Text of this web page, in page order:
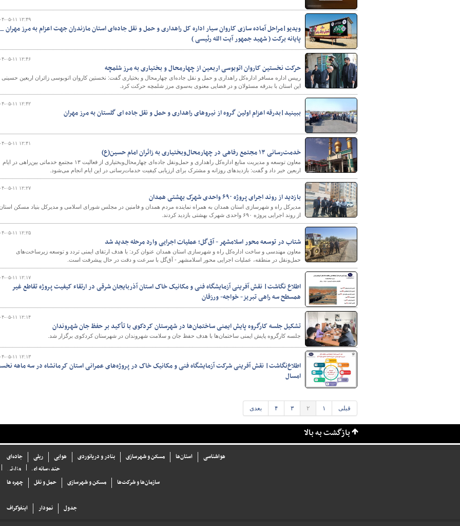
۱۴۰۴-۰۵-۱۱
ویدیو|مراحل آماده سازی کاروان سیار اداره کل راهداری و حمل و نقل جاده‌ای استان مازندران جهت اعزام به مرز مهران _
پایانه برکت ( شهید جمهور آیت الله رئیسی )
۱۴۰۴-۰۵-۱۱
حرکت نخستین کاروان اتوبوسی اربعین از چهارمحال و بختیاری به مرز شلمچه
رییس اداره مسافر اداره‌کل راهداری و حمل و نقل جاده‌ای چهارمحال و بختیاری گفت: نخستین کاروان اتوبوسی زائران اربعین حسینی
این استان با بدرقه مسئولان و در فضایی معنوی به‌سوی مرز شلمچه حرکت کرد.
۱۴۰۴-۰۵-۱۱
ببینید|بدرقه اعزام اولین گروه از نیروهای راهداری و حمل و نقل جاده ای گلستان به مرز مهران
۱۴۰۴-۰۵-۱۱
خدمت‌رسانی ۱۳ مجتمع رفاهی در چهارمحال‌وبختیاری به زائران امام حسین(ع)
معاون توسعه و مدیریت منابع اداره‌کل راهداری و حمل‌ونقل جاده‌ای چهارمحال‌وبختیاری از فعالیت ۱۳ مجتمع خدماتی بین‌راهی در ایام
اربعین خبر داد و گفت: بازدیدهای روزانه و مشترک برای ارزیابی کیفیت خدمات‌رسانی در این ایام انجام می‌شود.
۱۴۰۴-۰۵-۱۱
بازدید از روند اجرای پروژه ۶۹۰ واحدی شهرک بهشتی همدان
مدیرکل راه و شهرسازی استان همدان به همراه نماینده مردم همدان و فامنین در مجلس شورای اسلامی و مدیرکل بنیاد مسکن
از روند اجرایی پروژه ۶۹۰ واحدی شهرک بهشتی بازدید کردند.
۱۴۰۴-۰۵-۱۱
شتاب در توسعه محور اسلامشهر - آق‌گل؛ عملیات اجرایی وارد مرحله جدید شد
معاون مهندسی و ساخت اداره‌کل راه و شهرسازی استان همدان عنوان کرد: با هدف ارتقای ایمنی تردد و توسعه زیرساخت‌های
حمل‌ونقل در منطقه، عملیات اجرایی محور اسلامشهر - آق‌گل با سرعت و دقت در حال پیشرفت است.
۱۴۰۴-۰۵-۱۱
اطلاع نگاشت| نقش آفرینی آزمایشگاه فنی و مکانیک خاک استان آذربایجان شرقی در ارتقاء کیفیت پروژه تقاطع غیر
همسطح سه راهی تبریز- خواجه- ورزقان
۱۴۰۴-۰۵-۱۱
تشکیل جلسه کارگروه پایش ایمنی ساختمان‌ها در شهرستان کردکوی با تأکید بر حفظ جان شهروندان
جلسه کارگروه پایش ایمنی ساختمان‌ها با هدف حفظ جان و سلامت شهروندان در شهرستان کردکوی برگزار شد.
۱۴۰۴-۰۵-۱۱
اطلاع‌نگاشت| نقش آفرینی شرکت آزمایشگاه فنی و مکانیک خاک در پروژه‌های عمرانی استان کرمانشاه در سه ماهه
امسال
قبلی ۱ ۲ ۳ ۴ بعدی
بازگشت به بالا
جاده‌ای ریلی هوایی بنادر و دریانوردی مسکن و شهرسازی استان‌ها
هواشناسی
وزارتی
چند رسانه ای
چهره ها حمل و نقل مسکن و شهرسازی سازما‌ن‌ها و شركت‌ها
اینفوگراف نمودار جدول